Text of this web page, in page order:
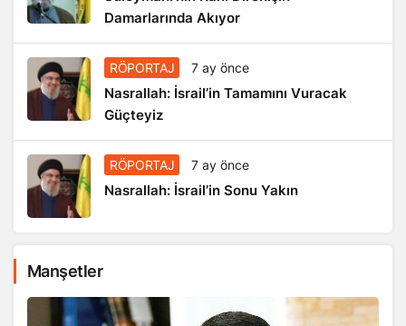
Damarlarında Akıyor
RÖPORTAJ 7 ay önce
Nasrallah: İsrail’in Tamamını Vuracak
Güçteyiz
RÖPORTAJ 7 ay önce
Nasrallah: İsrail’in Sonu Yakın
Manşetler